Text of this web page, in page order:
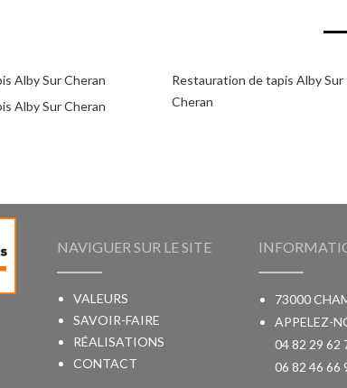
Alby Sur Cheran
Alby Sur Cheran
Restauration de tapis Alby Sur
Cheran
NAVIGUER SUR LE SITE
VALEURS
SAVOIR-FAIRE
RÉALISATIONS
CONTACT
73000
APPELEZ-
04 82 29 62
06 82 46 66